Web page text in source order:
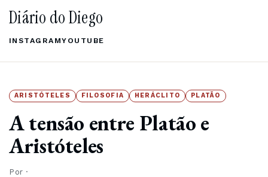
Diário do Diego
INSTAGRAMYOUTUBE
ARISTÓTELES FILOSOFIA HERÁCLITO PLATÃO
A tensão entre Platão e
Aristóteles
Por ·